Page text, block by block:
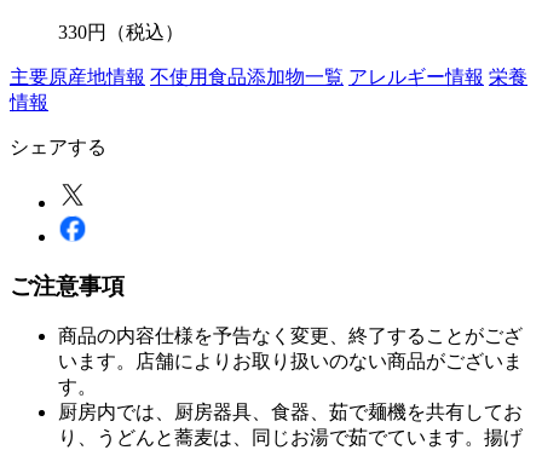
330円 （税込）
主要原産地情報 不使用食品添加物一覧 アレルギー情報 栄養
情報
シェアする
ご注意事項
商品の内容仕様を予告なく変更、終了することがござ
います。店舗によりお取り扱いのない商品がございま
す。
厨房内では、厨房器具、食器、茹で麺機を共有してお
り、うどんと蕎麦は、同じお湯で茹でています。揚げ